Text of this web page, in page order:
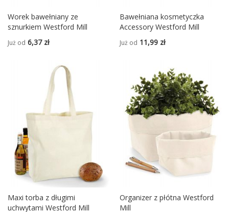
Worek bawełniany ze
sznurkiem Westford Mill
Już od 6,37 zł
Bawełniana kosmetyczka
Accessory Westford Mill
Już od 11,99 zł
Maxi torba z długimi
uchwytami Westford Mill
Organizer z płótna Westford
Mill